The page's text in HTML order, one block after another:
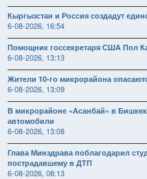
Кыргызстан и Россия создадут
6-08-2026, 16:54
Помощник госсекретаря США Пол
6-08-2026, 13:13
Жители 10-го микрорайона
6-08-2026, 13:09
В микрорайоне «Асанбай» в
автомобили
6-08-2026, 13:08
Глава Минздрава поблагодарил
пострадавшему в ДТП
6-08-2026, 08:13